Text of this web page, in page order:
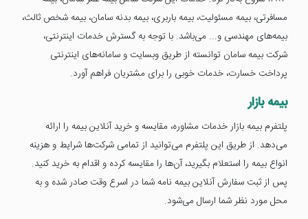
مسافرتی، بیمه مسئولیت، بیمه باربری، بیمه بدنه سامان، بیمه شخص ثالث،
بیمه‌های مهندسی و... می‌باشد. با توجه به گسترش خدمات اینترنتی،
شرکت بیمه سامان توانسته از طریق وبسایت و سامانه‌های اینترنتی
پرداخت خسارت، خدمات خوبی را برای مشتریان فراهم آورد.
بیمه بازار
پلتفرم بیمه بازار خدمات مشاوره، مقایسه و خرید آنلاین بیمه را ارائه
می‌دهد. از طریق این پلتفرم می‌توانید از تمامی شرکت‌ها شرایط و هزینه
انواع بیمه را استعلام بگیرید، آن‌ها را مقایسه کرده و اقدام به خرید کنید.
پس از ثبت سفارش آنلاین بیمه نامه شما در اسرع وقت صادر شده و به
محل مورد نظر شما ارسال می‌شود.